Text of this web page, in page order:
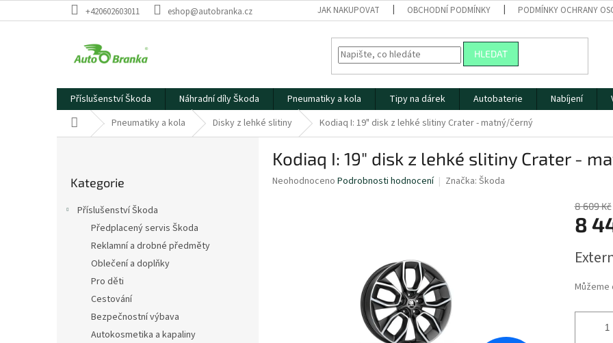
na
+420602603011 eshop@autobranka.cz JAK NAKUPOVAT OBCHODNÍ PODMÍNKY PODMÍNKY OCHRANY
HLEDAT
Příslušenství Škoda Náhradní díly Škoda Pneumatiky a kola Tipy na dárek Autobaterie Nabíjení
Domů Pneumatiky a kola Disky z lehké slitiny Kodiaq I: 19" disk z lehké slitiny Crater - matný/černý
kategorie
Kategorie
Příslušenství Škoda
Předplacený servis Škoda
Reklamní a drobné předměty
Oblečení a doplňky
Pro děti
Cestování
Bezpečnostní výbava
Autokosmetika a kapaliny
Kodiaq I: 19" disk z lehké slitiny Crater -
Průměrné
Neohodnoceno Podrobnosti hodnocení Značka: Škoda
8 609 Kč
8
cena: